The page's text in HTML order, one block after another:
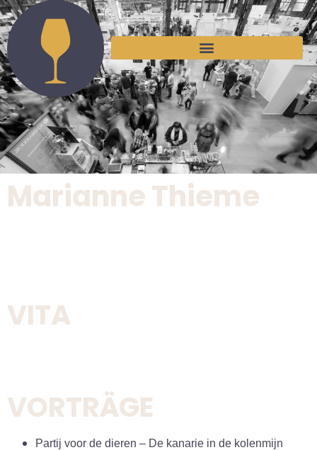
Marianne Thieme
VITA
VORTRÄGE
Partij voor de dieren – De kanarie in de kolenmijn